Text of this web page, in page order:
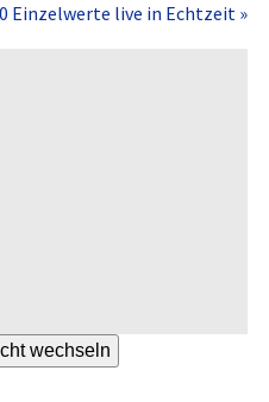
Einzelwerte live in Echtzeit »